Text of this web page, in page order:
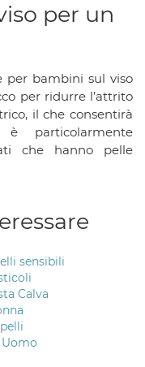
per un
per bambini sul viso
per ridurre l’attrito
il che consentirà
particolarmente
che hanno pelle
sensibili
Calva